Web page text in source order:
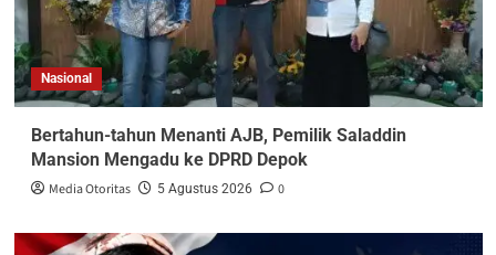
Nasional
Bertahun-tahun Menanti AJB, Pemilik Saladdin
Mansion Mengadu ke DPRD Depok
Media Otoritas 5 Agustus 2026 0